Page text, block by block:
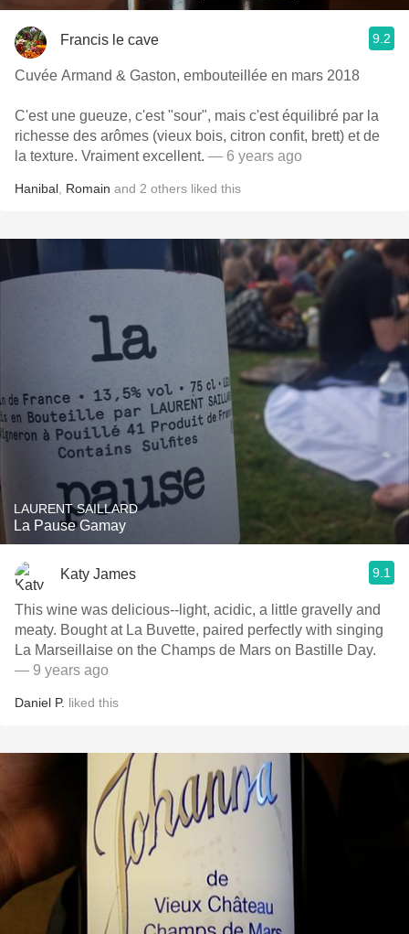
Francis le cave 9.2
Cuvée Armand & Gaston, embouteillée en mars 2018
C'est une gueuze, c'est "sour", mais c'est équilibré par la
richesse des arômes (vieux bois, citron confit, brett) et de
la texture. Vraiment excellent. — 6 years ago
Hanibal Romain and 2 others liked this
LAURENT SAILLARD
La Pause Gamay
Katy James 9.1
This wine was delicious--light, acidic, a little gravelly and
meaty. Bought at La Buvette, paired perfectly with singing
La Marseillaise on the Champs de Mars on Bastille Day.
— 9 years ago
Daniel P. liked this